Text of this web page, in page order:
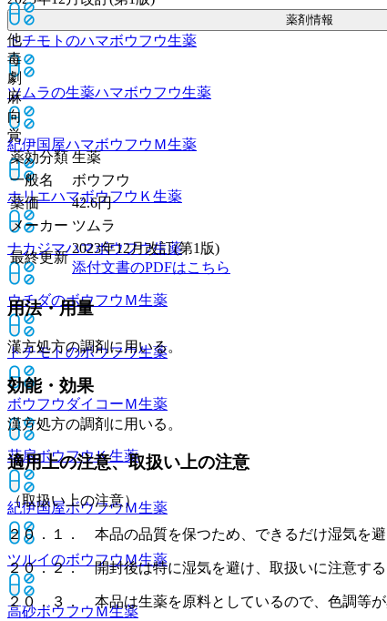
トチモトのハマボウフウ生薬
ツムラの生薬ハマボウフウ生薬
紀伊国屋ハマボウフウＭ生薬
ホリエハマボウフウＫ 生薬
ナカジマハマボウフウ生薬
ウチダのボウフウＭ生薬
トチモトのボウフウ生薬
ボウフウダイコーＭ生薬
花扇ボウフウＫ生薬
紀伊国屋ボウフウＭ生薬
ツルイのボウフウＭ生薬
高砂ボウフウＭ生薬
薬剤情報
他
毒
劇
麻
向
覚
薬効分類 生薬
一般名
ボウフウ
薬価
42.6円
メーカー ツムラ
最終更新
2023年12月改訂(第1版)
添付文書のPDFはこちら
用法・用量
漢方処方の調剤に用いる。
効能・効果
漢方処方の調剤に用いる。
適用上の注意、取扱い上の注意
（取扱い上の注意）
２０．１． 本品の品質を保つため、できるだけ湿気を
２０．２． 開封後は特に湿気を避け、取扱いに注意する
２０．３． 本品は生薬を原料としているので、色調等が